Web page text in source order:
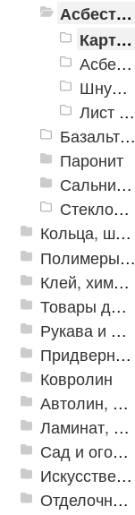
Асбестотехнические изделия
Картон асбестовый
Асбестовая ткань
Шнуры асбестовые
Лист асбостальной
Базальтовые шнуры
Паронит
Сальниковая набивка
Стеклоткань Стеклопластик
Кольца, шайбы, манжеты
Полимеры и пластики
Клей, химия, сопутствующие товары
Товары для дома
Рукава и шланги промышленные
Придверные решетки
Ковролин
Автолин, Транслин, Линолеум
Ламинат, Кварцвиниловая плитка SPC
Сад и огород
Искусственная трава
Отделочные профили